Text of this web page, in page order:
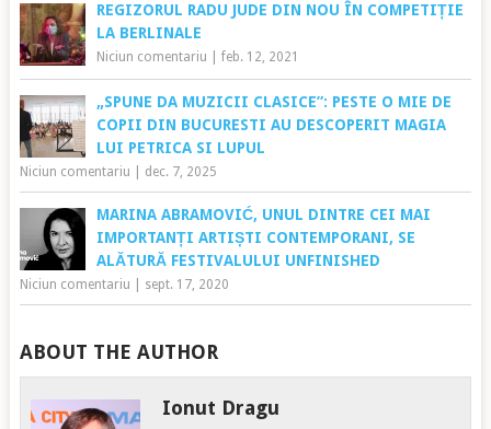
REGIZORUL RADU JUDE DIN NOU ÎN COMPETIȚIE
LA BERLINALE
Niciun comentariu feb. 12, 2021
„SPUNE DA MUZICII CLASICE”: PESTE O MIE DE
COPII DIN BUCURESTI AU DESCOPERIT MAGIA
LUI PETRICA SI LUPUL
Niciun comentariu dec. 7, 2025
MARINA ABRAMOVIĆ, UNUL DINTRE CEI MAI
IMPORTANȚI ARTIȘTI CONTEMPORANI, SE
ALĂTURĂ FESTIVALULUI UNFINISHED
Niciun comentariu sept. 17, 2020
ABOUT THE AUTHOR
Ionut Dragu